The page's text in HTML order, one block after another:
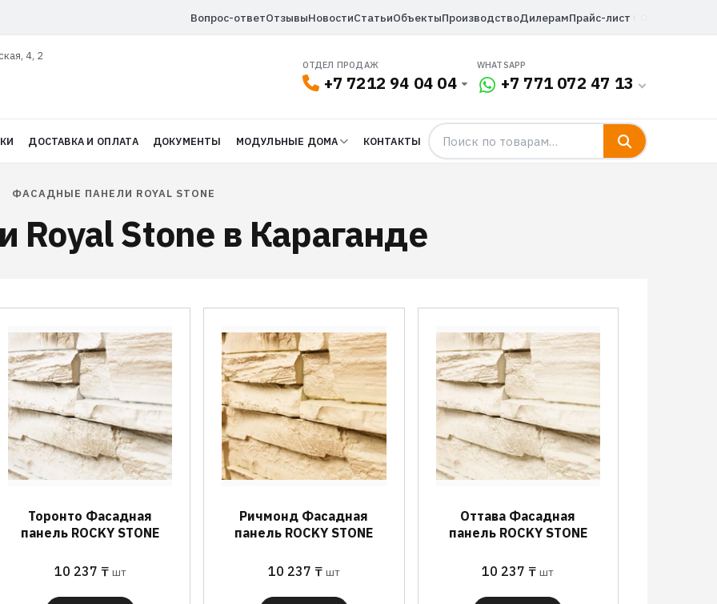
Вопрос-ответОтзывыНовостиСтатьиОбъектыПроизводствоДилерамПрайс-лист
4, 2
ОТДЕЛ ПРОДАЖ
+7 7212 94 04 04
WHATSAPP
+7 771 072 47 13
ДОСТАВКА И ОПЛАТА ДОКУМЕНТЫ МОДУЛЬНЫЕ ДОМА КОНТАКТЫ
ФАСАДНЫЕ ПАНЕЛИ ROYAL STONE
Stone в Караганде
Торонто Фасадная
панель ROCKY STONE
10 237 ₸ шт
Ричмонд Фасадная
панель ROCKY STONE
10 237 ₸ шт
Оттава Фасадная
панель ROCKY STONE
10 237 ₸ шт